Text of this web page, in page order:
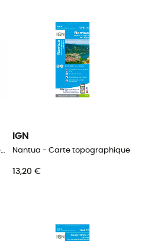
L'Etang Salé (Réunion) - Carte topographique
IGN
Nantua - Carte topographique
13,20 €